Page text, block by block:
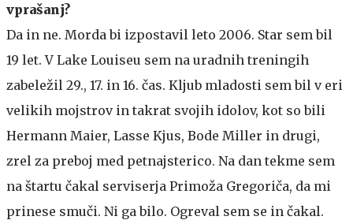
vprašanj?
Da in ne. Morda bi izpostavil leto 2006. Star sem bil
19 let. V Lake Louiseu sem na uradnih treningih
zabeležil 29., 17. in 16. čas. Kljub mladosti sem bil v eri
velikih mojstrov in takrat svojih idolov, kot so bili
Hermann Maier, Lasse Kjus, Bode Miller in drugi,
zrel za preboj med petnajsterico. Na dan tekme sem
na štartu čakal serviserja Primoža Gregoriča, da mi
prinese smuči. Ni ga bilo. Ogreval sem se in čakal.